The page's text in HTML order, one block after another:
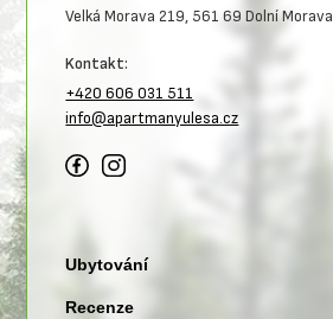
Velká Morava 219, 561 69 Dolní Morava
Kontakt:
+420 606 031 511
info@apartmanyulesa.cz
Ubytování
Recenze